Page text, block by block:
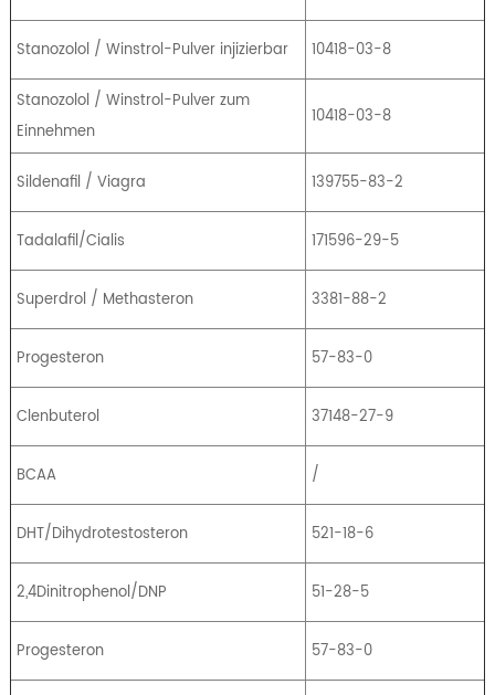
Stanozolol / Winstrol-Pulver injizierbar 10418-03-8
Stanozolol / Winstrol-Pulver zum
Einnehmen
10418-03-8
Sildenafil / Viagra 139755-83-2
Tadalafil/Cialis 171596-29-5
Superdrol / Methasteron 3381-88-2
Progesteron 57-83-0
Clenbuterol 37148-27-9
BCAA /
DHT/Dihydrotestosteron 521-18-6
2,4Dinitrophenol/DNP 51-28-5
Progesteron 57-83-0